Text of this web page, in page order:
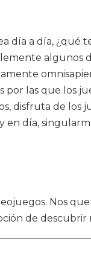
día a día, ¿qué
las que los
disfruta de los
día,
Nos
de descubrir